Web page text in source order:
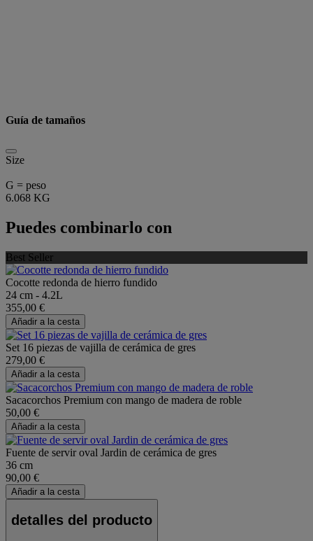
Guía de tamaños
Size
G = peso
6.068 KG
Puedes combinarlo con
Best Seller
Cocotte redonda de hierro fundido
24 cm - 4.2L
355,00 €
Añadir a la cesta
Set 16 piezas de vajilla de cerámica de gres
279,00 €
Añadir a la cesta
Sacacorchos Premium con mango de madera de roble
50,00 €
Añadir a la cesta
Fuente de servir oval Jardin de cerámica de gres
36 cm
90,00 €
Añadir a la cesta
detalles del producto